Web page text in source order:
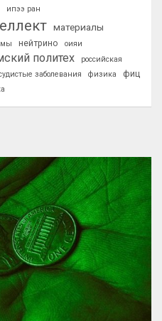
ипээ ран
материалы
нейтрино оияи
политех
российская
заболевания физика
фиц